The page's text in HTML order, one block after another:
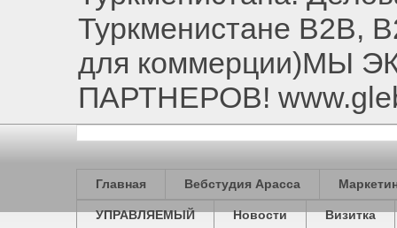
Туркменистане B2B,
для коммерции)МЫ
ПАРТНЕРОВ!
Главная Вебстудия Арасса
УПРАВЛЯЕМЫЙ Новости Визитка